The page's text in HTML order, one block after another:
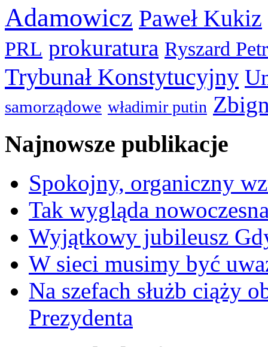
Adamowicz Paweł Kukiz
PRL prokuratura Ryszard
Trybunał Konstytucyjny
samorządowe władimir putin
Najnowsze publikacje
Spokojny, organiczny
Tak wygląda
Wyjątkowy jubileusz
W sieci musimy być
Na szefach służb ciąży
Prezydenta